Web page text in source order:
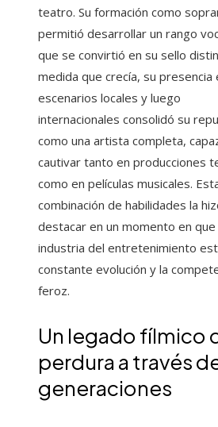
teatro. Su formación como
permitió desarrollar un rango
que se convirtió en su sello
medida que crecía, su presencia
escenarios locales y luego
internacionales consolidó su
como una artista completa,
cautivar tanto en producciones
como en películas musicales.
combinación de habilidades la
destacar en un momento en que
industria del entretenimiento
constante evolución y la
feroz.
Un legado fílmico
perdura a través
generaciones